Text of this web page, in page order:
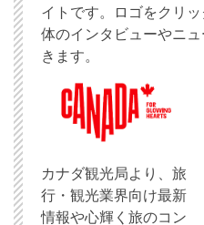
イトです。ロゴをクリ
体のインタビューやニ
きます。
​カナダ観光局より、旅
行・観光業界向け最新
情報や心輝く旅のコン